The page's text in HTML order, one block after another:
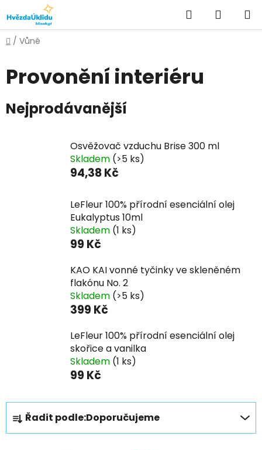
na
obsah
Hledat
KOŠÍK
Domů
/ Vůně
Provonění interiéru
Nejprodávanější
Osvěžovač vzduchu Brise 300 ml
Skladem (>5 ks)
94,38 Kč
LeFleur 100% přírodní esenciální olej
Eukalyptus 10ml
Skladem (1 ks)
99 Kč
KAO KAI vonné tyčinky ve skleněném
flakónu No. 2
Skladem (>5 ks)
399 Kč
LeFleur 100% přírodní esenciální olej
skořice a vanilka
Skladem (1 ks)
99 Kč
Ř
a
z
Řadit podle:Doporučujeme